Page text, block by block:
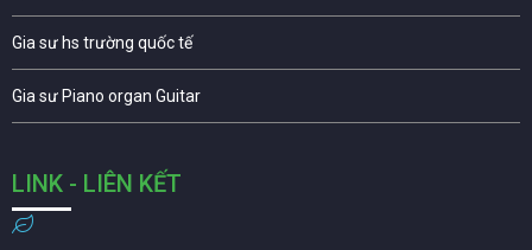
Gia sư hs trường quốc tế
Gia sư Piano organ Guitar
LINK - LIÊN KẾT